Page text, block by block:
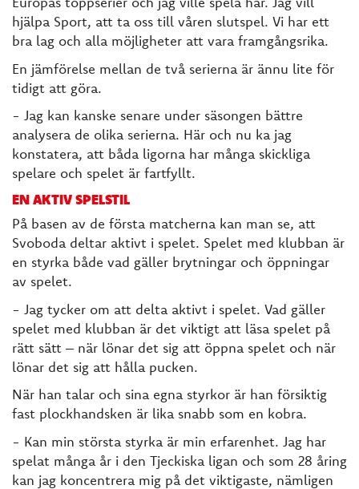
hjälpa Sport, att ta oss till våren slutspel. Vi har ett
bra lag och alla möjligheter att vara framgångsrika.
En jämförelse mellan de två serierna är ännu lite för
tidigt att göra.
- Jag kan kanske senare under säsongen bättre
analysera de olika serierna. Här och nu ka jag
konstatera, att båda ligorna har många skickliga
spelare och spelet är fartfyllt.
EN AKTIV SPELSTIL
På basen av de första matcherna kan man se, att
Svoboda deltar aktivt i spelet. Spelet med klubban är
en styrka både vad gäller brytningar och öppningar
av spelet.
- Jag tycker om att delta aktivt i spelet. Vad gäller
spelet med klubban är det viktigt att läsa spelet på
rätt sätt – när lönar det sig att öppna spelet och när
lönar det sig att hålla pucken.
När han talar och sina egna styrkor är han försiktig
fast plockhandsken är lika snabb som en kobra.
- Kan min största styrka är min erfarenhet. Jag har
spelat många år i den Tjeckiska ligan och som 28 åring
kan jag koncentrera mig på det viktigaste, nämligen